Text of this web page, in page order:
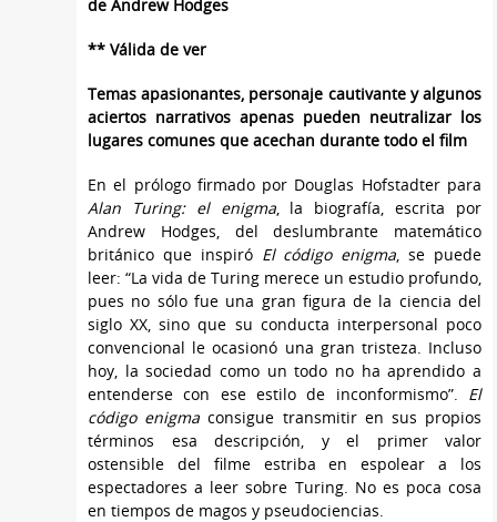
de Andrew Hodges
** Válida de ver
Temas apasionantes, personaje cautivante y algunos
aciertos narrativos apenas pueden neutralizar los
lugares comunes que acechan durante todo el film
En el prólogo firmado por Douglas Hofstadter para
Alan Turing: el enigma, la biografía, escrita por
Andrew Hodges, del deslumbrante matemático
británico que inspiró El código enigma , se puede
leer: “La vida de Turing merece un estudio profundo,
pues no sólo fue una gran figura de la ciencia del
siglo XX, sino que su conducta interpersonal poco
convencional le ocasionó una gran tristeza. Incluso
hoy, la sociedad como un todo no ha aprendido a
entenderse con ese estilo de inconformismo”. El
código enigma consigue transmitir en sus propios
términos esa descripción, y el primer valor
ostensible del filme estriba en espolear a los
espectadores a leer sobre Turing. No es poca cosa
en tiempos de magos y pseudociencias.